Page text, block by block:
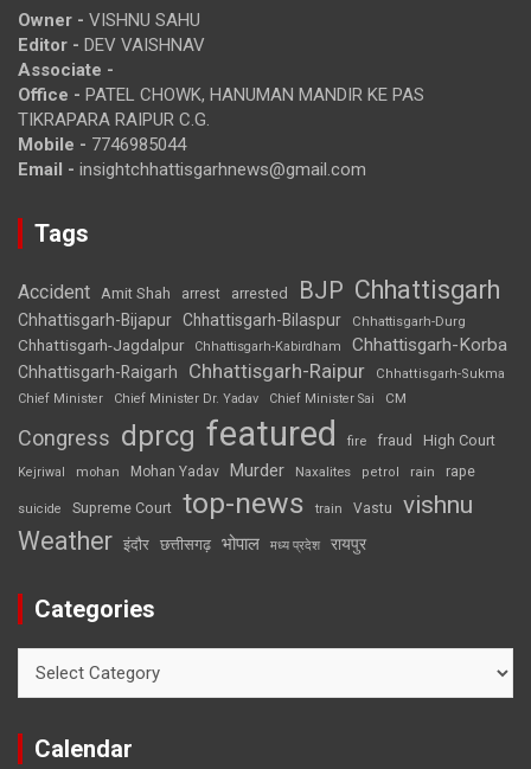
Owner - VISHNU SAHU
Editor - DEV VAISHNAV
Associate -
Office - PATEL CHOWK, HANUMAN MANDIR KE PAS
TIKRAPARA RAIPUR C.G.
Mobile - 7746985044
Email - insightchhattisgarhnews@gmail.com
Tags
Accident Amit Shah arrest arrested BJP Chhattisgarh
Chhattisgarh-Bijapur Chhattisgarh-Bilaspur Chhattisgarh-Durg
Chhattisgarh-Jagdalpur Chhattisgarh-Kabirdham Chhattisgarh-Korba
Chhattisgarh-Raigarh Chhattisgarh-Raipur
Chhattisgarh-Sukma
Chief Minister
Chief Minister Dr. Yadav Chief Minister Sai CM
Congress dprcg featured fire fraud High Court
Kejriwal mohan Mohan Yadav Murder Naxalites petrol rain rape
suicide Supreme Court top-news train Vastu vishnu
Weather इंदौर छत्तीसगढ़ भोपाल मध्य प्रदेश रायपुर
Categories
Calendar